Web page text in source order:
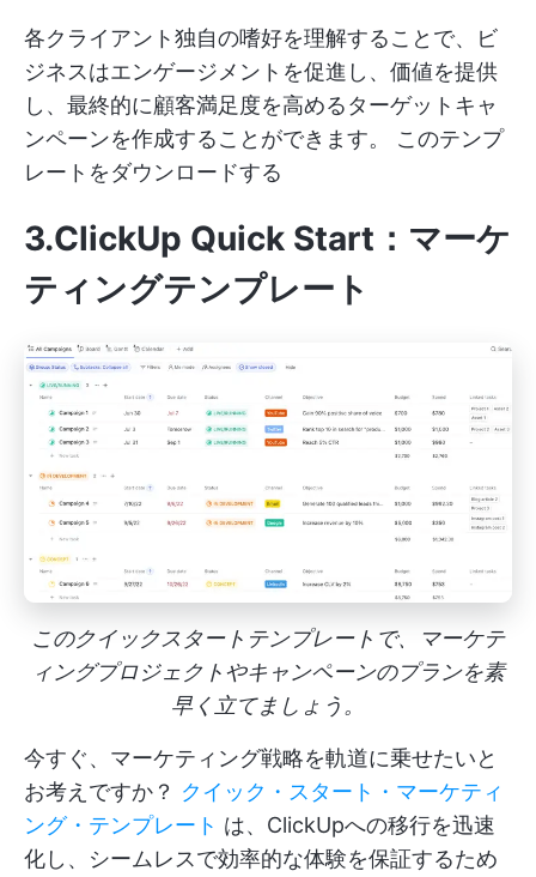
各クライアント独自の嗜好を理解することで、ビ
ジネスはエンゲージメントを促進し、価値を提供
し、最終的に顧客満足度を高めるターゲットキャ
ンペーンを作成することができます。 このテンプ
レートをダウンロードする
3.ClickUp Quick Start：マーケ
ティングテンプレート
このクイックスタートテンプレートで、マーケテ
ィングプロジェクトやキャンペーンのプランを素
早く立てましょう。
今すぐ、マーケティング戦略を軌道に乗せたいと
お考えですか？ クイック・スタート・マーケティ
ング・テンプレート は、ClickUpへの移行を迅速
化し、シームレスで効率的な体験を保証するため